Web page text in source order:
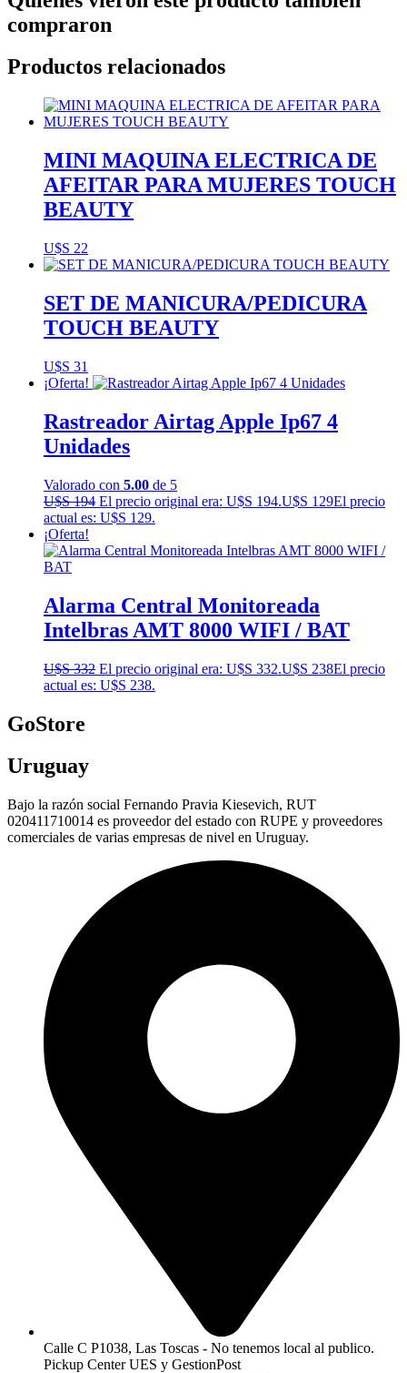
compraron
Productos relacionados
MINI MAQUINA ELECTRICA DE
AFEITAR PARA MUJERES TOUCH
BEAUTY
U$S 22
SET DE MANICURA/PEDICURA
TOUCH BEAUTY
U$S 31
¡Oferta!
Rastreador Airtag Apple Ip67 4
Unidades
Valorado con 5.00 de 5
U$S194 El precio original era: U$S 194.U$S 129El precio
actual es: U$S 129.
¡Oferta!
Alarma Central Monitoreada
Intelbras AMT 8000 WIFI / BAT
U$S332 El precio original era: U$S 332.U$S 238El precio
actual es: U$S 238.
GoStore
Uruguay
Bajo la razón social Fernando Pravia Kiesevich, RUT
020411710014 es proveedor del estado con RUPE y proveedores
comerciales de varias empresas de nivel en Uruguay.
Calle C P1038, Las Toscas - No tenemos local al publico.
Pickup Center UES y GestionPost